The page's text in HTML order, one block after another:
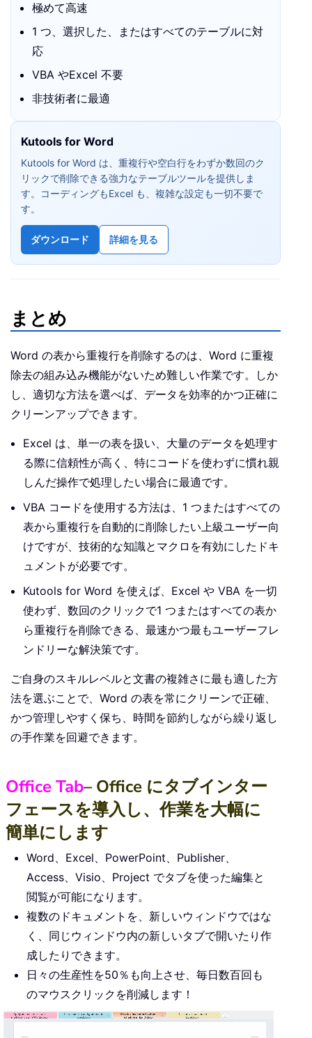
極めて高速
1 つ、選択した、またはすべてのテーブルに対
応
VBA やExcel 不要
非技術者に最適
Kutools for Word
Kutools for Word は、重複行や空白行をわずか数回のク
リックで削除できる強力なテーブルツールを提供しま
す。コーディングもExcel も、複雑な設定も一切不要で
す。
ダウンロード 詳細を見る
まとめ
Word の表から重複行を削除するのは、Word に重複
除去の組み込み機能がないため難しい作業です。しか
し、適切な方法を選べば、データを効率的かつ正確に
クリーンアップできます。
Excel は、単一の表を扱い、大量のデータを処理す
る際に信頼性が高く、特にコードを使わずに慣れ親
しんだ操作で処理したい場合に最適です。
VBA コードを使用する方法は、1 つまたはすべての
表から重複行を自動的に削除したい上級ユーザー向
けですが、技術的な知識とマクロを有効にしたドキ
ュメントが必要です。
Kutools for Word を使えば、Excel や VBA を一切
使わず、数回のクリックで1 つまたはすべての表か
ら重複行を削除できる、最速かつ最もユーザーフレ
ンドリーな解決策です。
ご自身のスキルレベルと文書の複雑さに最も適した方
法を選ぶことで、Word の表を常にクリーンで正確、
かつ管理しやすく保ち、時間を節約しながら繰り返し
の手作業を回避できます。
Office Tab– Office にタブインター
フェースを導入し、作業を大幅に
簡単にします
Word、Excel、PowerPoint、Publisher、
Access、Visio、Project でタブを使った編集と
閲覧が可能になります。
複数のドキュメントを、新しいウィンドウではな
く、同じウィンドウ内の新しいタブで開いたり作
成したりできます。
日々の生産性を50％も向上させ、毎日数百回も
のマウスクリックを削減します！